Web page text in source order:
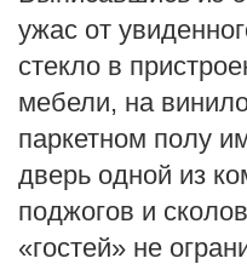
ужас от
стекло в
мебели, на
паркетном полу
дверь одной из
поджогов и
«гостей» не